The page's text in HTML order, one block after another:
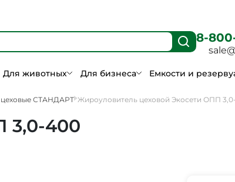
8-
Для животных Для бизнеса Емкости и
СТАНДАРТ Жироуловитель цеховой Экосети ОПП
3,0-400